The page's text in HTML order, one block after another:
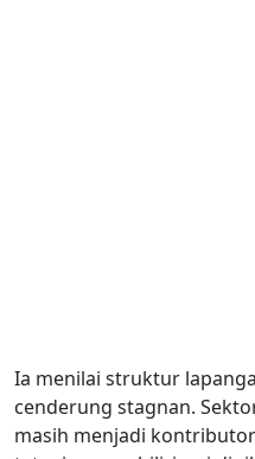
Ia menilai struktur
cenderung stagnan.
masih menjadi